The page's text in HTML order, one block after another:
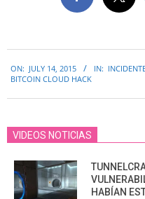
07-
ON: JULY 14, 2015 IN:
BITCOIN CLOUD HACK
VIDEOS NOTICIAS
HABÍAN